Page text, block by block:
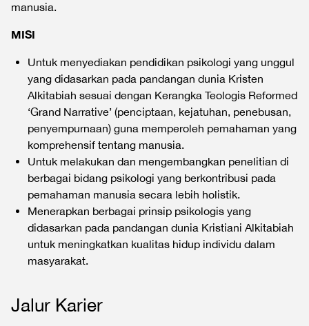
manusia.
MISI
Untuk menyediakan pendidikan psikologi yang unggul
yang didasarkan pada pandangan dunia Kristen
Alkitabiah sesuai dengan Kerangka Teologis Reformed
‘Grand Narrative’ (penciptaan, kejatuhan, penebusan,
penyempurnaan) guna memperoleh pemahaman yang
komprehensif tentang manusia.
Untuk melakukan dan mengembangkan penelitian di
berbagai bidang psikologi yang berkontribusi pada
pemahaman manusia secara lebih holistik.
Menerapkan berbagai prinsip psikologis yang
didasarkan pada pandangan dunia Kristiani Alkitabiah
untuk meningkatkan kualitas hidup individu dalam
masyarakat.
Jalur Karier